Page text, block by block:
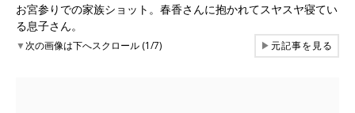
お宮参りでの家族ショット。春香さんに抱かれてスヤスヤ寝てい
る息子さん。
▼次の画像は下へスクロール (1/7) ▶元記事を見る